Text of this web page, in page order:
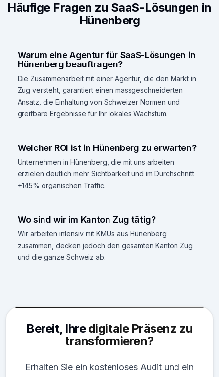
Häufige Fragen zu SaaS-Lösungen in
Hünenberg
Warum eine Agentur für SaaS-Lösungen in
Hünenberg beauftragen?
Die Zusammenarbeit mit einer Agentur, die den Markt in
Zug versteht, garantiert einen massgeschneiderten
Ansatz, die Einhaltung von Schweizer Normen und
greifbare Ergebnisse für Ihr lokales Wachstum.
Welcher ROI ist in Hünenberg zu erwarten?
Unternehmen in Hünenberg, die mit uns arbeiten,
erzielen deutlich mehr Sichtbarkeit und im Durchschnitt
+145% organischen Traffic.
Wo sind wir im Kanton Zug tätig?
Wir arbeiten intensiv mit KMUs aus Hünenberg
zusammen, decken jedoch den gesamten Kanton Zug
und die ganze Schweiz ab.
Bereit, Ihre digitale Präsenz zu
transformieren?
Erhalten Sie ein kostenloses Audit und ein